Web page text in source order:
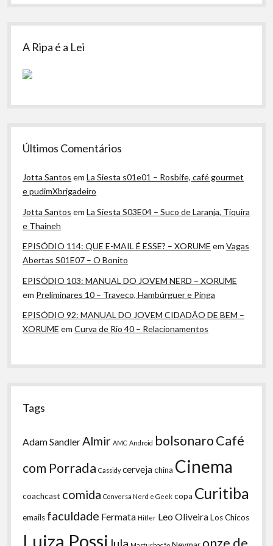
A Ripa é a Lei
Últimos Comentários
Jotta Santos emLa Siesta s01e01 – Rosbife, café gourmet
e pudimXbrigadeiro
Jotta Santos emLa Siesta S03E04 – Suco de Laranja, Tiquira
e Thaineh
EPISÓDIO 114: QUE E-MAIL É ESSE? – XORUME emVagas
Abertas S01E07 – O Bonito
EPISÓDIO 103: MANUAL DO JOVEM NERD – XORUME
em Preliminares 10 – Traveco, Hambúrguer e Pinga
EPISÓDIO 92: MANUAL DO JOVEM CIDADÃO DE BEM –
XORUME emCurva de Rio 40 – Relacionamentos
Tags
Adam Sandler Almir AMC Android bolsonaroCafé
com Porrada Cassidy cervejachina Cinema
coachcast comida Conversa Nerd e Geek copa Curitiba
emails faculdade Fermata Hitler Leo OliveiraLos Chicos
Luiza Possi lula onze de